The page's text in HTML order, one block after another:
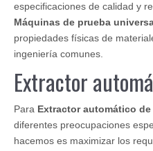
especificaciones de calidad y
Máquinas de prueba
propiedades físicas de
ingeniería comunes.
Extractor
Para Extractor automático de
diferentes preocupaciones
hacemos es maximizar los